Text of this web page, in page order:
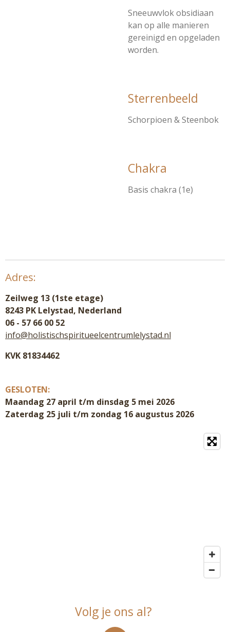
Sneeuwvlok obsidiaan
kan op alle manieren
gereinigd en opgeladen
worden.
Sterrenbeeld
Schorpioen & Steenbok
Chakra
Basis chakra (1e)
Adres:
Zeilweg 13 (1ste etage)
8243 PK Lelystad, Nederland
06 - 57 66 00 52
info@holistischspiritueelcentrumlelystad.nl
KVK 81834462
GESLOTEN:
Maandag 27 april t/m dinsdag 5 mei 2026
Zaterdag 25 juli t/m zondag 16 augustus 2026
Volg je ons al?